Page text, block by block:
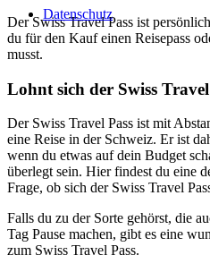
Der Swiss Travel Pass ist
du für den Kauf einen Reisepass
musst.
Lohnt sich der Swiss Travel
Der Swiss Travel Pass ist mit
eine Reise in der Schweiz. Er ist
wenn du etwas auf dein Budget
überlegt sein. Hier findest du eine
Frage, ob sich der Swiss Travel
Falls du zu der Sorte gehörst, die
Tag Pause machen, gibt es eine
zum Swiss Travel Pass.
Datenschutz